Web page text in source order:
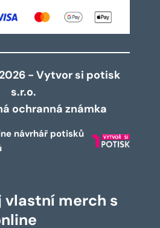
- Vytvor si potisk
s.r.o.
ochranná známka
návrhář potisků
vlastní merch s